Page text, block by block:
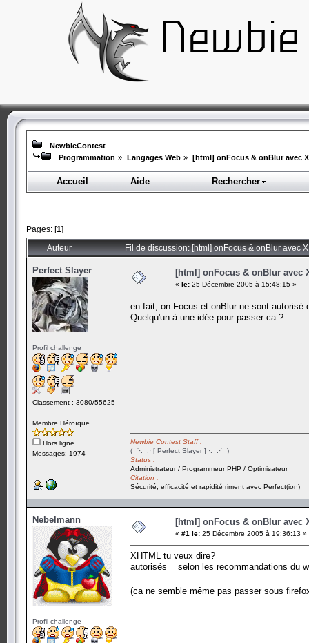
NewbieContest
Programmation » Langages Web » [html] onFocus & onBlur avec
Accueil Aide Rechercher
Pages: [1]
Auteur Fil de discussion: [html] onFocus & onBlur avec
Perfect Slayer
Profil challenge
Classement : 3080/55625
Membre Héroïque
Hors ligne
Messages: 1974
[html] onFocus & onBlur avec
« le: 25 Décembre 2005 à 15:48:15 »
en fait, on Focus et onBlur ne sont autorisé
Quelqu'un à une idée pour passer ca ?
Newbie Contest Staff :
(¯`·._.· [ Perfect Slayer ] ·._.·´¯)
Status :
Administrateur / Programmeur PHP / Optimisateur
Citation :
Sécurité, efficacité et rapidité riment avec Perfect(ion)
Nebelmann
Profil challenge
[html] onFocus & onBlur avec
« #1 le: 25 Décembre 2005 à 19:36:13 »
XHTML tu veux dire?
autorisés = selon les recommandations du
(ca ne semble même pas passer sous